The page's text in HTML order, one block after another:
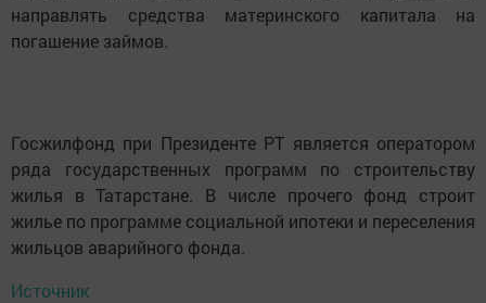
направлять средства материнского капитала на
погашение займов.
Госжилфонд при Президенте РТ является оператором
ряда государственных программ по строительству
жилья в Татарстане. В числе прочего фонд строит
жилье по программе социальной ипотеки и переселения
жильцов аварийного фонда.
Источник